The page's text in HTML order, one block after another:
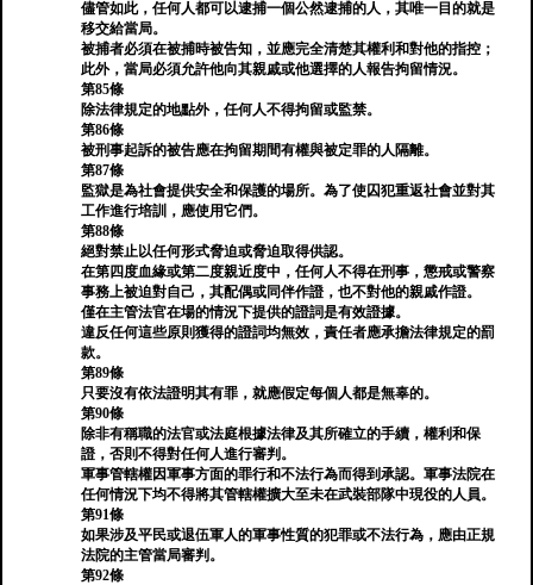
儘管如此，任何人都可以逮捕一個公然逮捕的人，其唯一目的就是
移交給當局。
被捕者必須在被捕時被告知，並應完全清楚其權利和對他的指控；
此外，當局必須允許他向其親戚或他選擇的人報告拘留情況。
第85條
除法律規定的地點外，任何人不得拘留或監禁。
第86條
被刑事起訴的被告應在拘留期間有權與被定罪的人隔離。
第87條
監獄是為社會提供安全和保護的場所。為了使囚犯重返社會並對其
工作進行培訓，應使用它們。
第88條
絕對禁止以任何形式脅迫或脅迫取得供認。
在第四度血緣或第二度親近度中，任何人不得在刑事，懲戒或警察
事務上被迫對自己，其配偶或同伴作證，也不對他的親戚作證。
僅在主管法官在場的情況下提供的證詞是有效證據。
違反任何這些原則獲得的證詞均無效，責任者應承擔法律規定的罰
款。
第89條
只要沒有依法證明其有罪，就應假定每個人都是無辜的。
第90條
除非有稱職的法官或法庭根據法律及其所確立的手續，權利和保
證，否則不得對任何人進行審判。
軍事管轄權因軍事方面的罪行和不法行為而得到承認。軍事法院在
任何情況下均不得將其管轄權擴大至未在武裝部隊中現役的人員。
第91條
如果涉及平民或退伍軍人的軍事性質的犯罪或不法行為，應由正規
法院的主管當局審判。
第92條